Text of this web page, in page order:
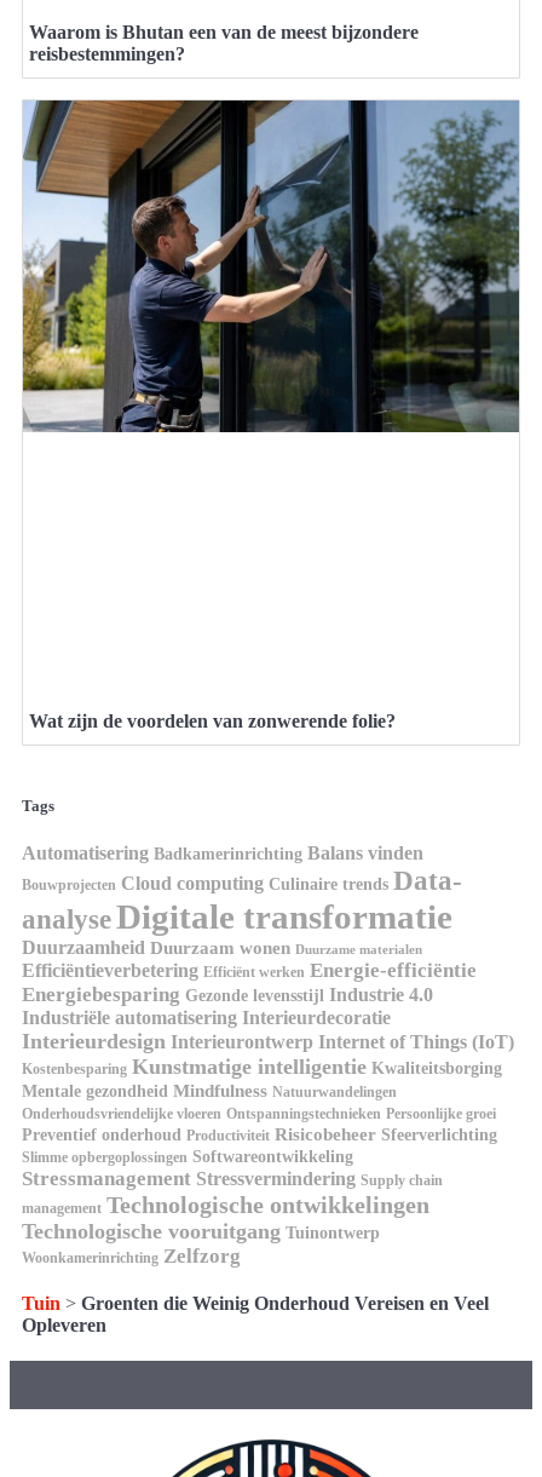
Waarom is Bhutan een van de meest bijzondere
reisbestemmingen?
Wat zijn de voordelen van zonwerende folie?
Tags
Automatisering Badkamerinrichting Balans vinden
Bouwprojecten Cloud computing Culinaire trends Data-
analyseDigitale transformatie
Duurzaamheid Duurzaam wonen Duurzame materialen
Efficiëntieverbetering Efficiënt werken Energie-efficiëntie
Energiebesparing Gezonde levensstijl Industrie 4.0
Industriële automatisering Interieurdecoratie
Interieurdesign Interieurontwerp Internet of Things (IoT)
Kostenbesparing Kunstmatige intelligentie Kwaliteitsborging
Mentale gezondheid Mindfulness Natuurwandelingen
Onderhoudsvriendelijke vloeren Ontspanningstechnieken Persoonlijke groei
Preventief onderhoud Productiviteit Risicobeheer Sfeerverlichting
Slimme opbergoplossingen Softwareontwikkeling
Stressmanagement Stressvermindering Supply chain
management Technologische ontwikkelingen
Technologische vooruitgang Tuinontwerp
Woonkamerinrichting Zelfzorg
Tuin > Groenten die Weinig Onderhoud Vereisen en Veel
Opleveren